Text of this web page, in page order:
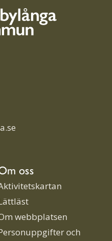
oss
webbplatsen
och